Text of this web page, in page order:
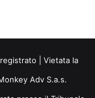
| Vietata la
Adv S.a.s.